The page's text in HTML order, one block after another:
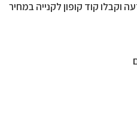
קוד קופון לקנייה במחיר